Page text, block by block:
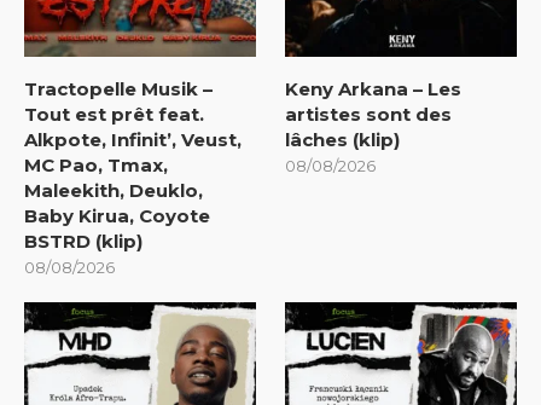
Tractopelle Musik –
Tout est prêt feat.
Alkpote, Infinit’, Veust,
MC Pao, Tmax,
Maleekith, Deuklo,
Baby Kirua, Coyote
BSTRD (klip)
08/08/2026
Keny Arkana – Les
artistes sont des
lâches (klip)
08/08/2026